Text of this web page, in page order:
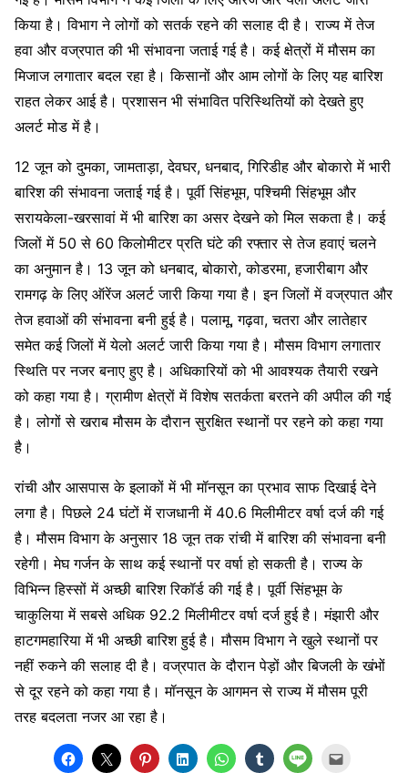
किया है। विभाग ने लोगों को सतर्क रहने की सलाह दी है। राज्य में तेज
हवा और वज्रपात की भी संभावना जताई गई है। कई क्षेत्रों में मौसम का
मिजाज लगातार बदल रहा है। किसानों और आम लोगों के लिए यह बारिश
राहत लेकर आई है। प्रशासन भी संभावित परिस्थितियों को देखते हुए
अलर्ट मोड में है।
12 जून को दुमका, जामताड़ा, देवघर, धनबाद, गिरिडीह और बोकारो में भारी
बारिश की संभावना जताई गई है। पूर्वी सिंहभूम, पश्चिमी सिंहभूम और
सरायकेला-खरसावां में भी बारिश का असर देखने को मिल सकता है। कई
जिलों में 50 से 60 किलोमीटर प्रति घंटे की रफ्तार से तेज हवाएं चलने
का अनुमान है। 13 जून को धनबाद, बोकारो, कोडरमा, हजारीबाग और
रामगढ़ के लिए ऑरेंज अलर्ट जारी किया गया है। इन जिलों में वज्रपात और
तेज हवाओं की संभावना बनी हुई है। पलामू, गढ़वा, चतरा और लातेहार
समेत कई जिलों में येलो अलर्ट जारी किया गया है। मौसम विभाग लगातार
स्थिति पर नजर बनाए हुए है। अधिकारियों को भी आवश्यक तैयारी रखने
को कहा गया है। ग्रामीण क्षेत्रों में विशेष सतर्कता बरतने की अपील की गई
है। लोगों से खराब मौसम के दौरान सुरक्षित स्थानों पर रहने को कहा गया
है।
रांची और आसपास के इलाकों में भी मॉनसून का प्रभाव साफ दिखाई देने
लगा है। पिछले 24 घंटों में राजधानी में 40.6 मिलीमीटर वर्षा दर्ज की गई
है। मौसम विभाग के अनुसार 18 जून तक रांची में बारिश की संभावना बनी
रहेगी। मेघ गर्जन के साथ कई स्थानों पर वर्षा हो सकती है। राज्य के
विभिन्न हिस्सों में अच्छी बारिश रिकॉर्ड की गई है। पूर्वी सिंहभूम के
चाकुलिया में सबसे अधिक 92.2 मिलीमीटर वर्षा दर्ज हुई है। मंझारी और
हाटगमहारिया में भी अच्छी बारिश हुई है। मौसम विभाग ने खुले स्थानों पर
नहीं रुकने की सलाह दी है। वज्रपात के दौरान पेड़ों और बिजली के खंभों
से दूर रहने को कहा गया है। मॉनसून के आगमन से राज्य में मौसम पूरी
तरह बदलता नजर आ रहा है।